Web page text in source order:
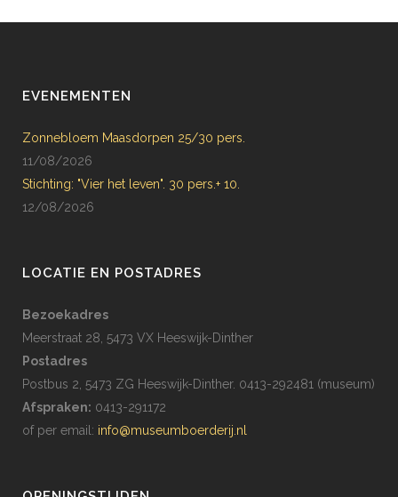
EVENEMENTEN
Zonnebloem Maasdorpen 25/30 pers.
11/08/2026
Stichting: "Vier het leven". 30 pers.+ 10.
12/08/2026
LOCATIE EN POSTADRES
Bezoekadres
Meerstraat 28, 5473 VX Heeswijk-Dinther
Postadres
Postbus 2, 5473 ZG Heeswijk-Dinther. 0413-292481 (museum)
Afspraken: 0413-291172
of per email: info@museumboerderij.nl